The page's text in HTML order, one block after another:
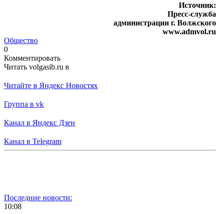
Источник:
Пресс-служба
администрации г. Волжского
www.admvol.ru
Общество
0
Комментировать
Читать volgasib.ru в
Читайте в Яндекс Новостях
Группа в vk
Канал в Яндекс Дзен
Канал в Telegram
Последние новости:
10:08